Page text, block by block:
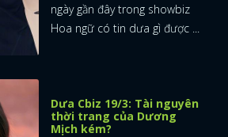
ngày gần đây trong showbiz
Hoa ngữ có tin dưa gì được ...
Dưa Cbiz 19/3: Tài nguyên
thời trang của Dương
Mịch kém?